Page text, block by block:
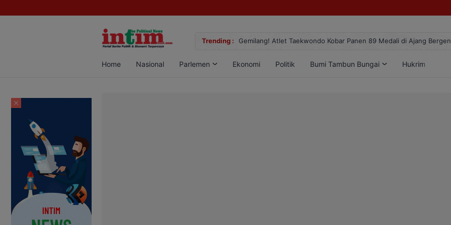
Trending :
Sabu di Pangkalan Bun, Dua Pelaku Diamankan Gemilang! Atlet Taekwondo Kobar Panen 89 Medali di Ajang
Home Nasional Parlemen Ekonomi Politik Bumi Tambun Bungai Hukrim